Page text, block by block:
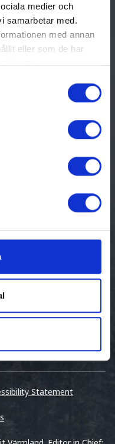
medier och
samarbetar med.
med annan
eller som de har
tjänster.
Tourist Information
Vacation in Värmland
Statement